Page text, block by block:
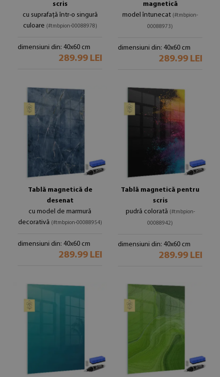
scris
cu suprafață într-o singură
culoare (#tmbpion-00088978)
dimensiuni din: 40x60 cm
289.99 LEI
magnetică
model întunecat (#tmbpion-
00088973)
dimensiuni din: 40x60 cm
289.99 LEI
Tablă magnetică de
desenat
cu model de marmură
decorativă (#tmbpion-00088954)
dimensiuni din: 40x60 cm
289.99 LEI
Tablă magnetică pentru
scris
pudră colorată (#tmbpion-
00088942)
dimensiuni din: 40x60 cm
289.99 LEI